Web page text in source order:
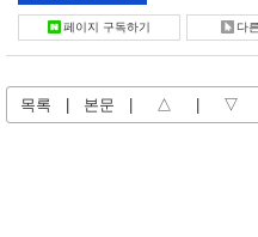
페이지 구독하기 다
목록 본문 △ ▽